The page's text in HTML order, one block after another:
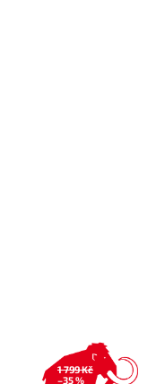
1 799 Kč
–35 %